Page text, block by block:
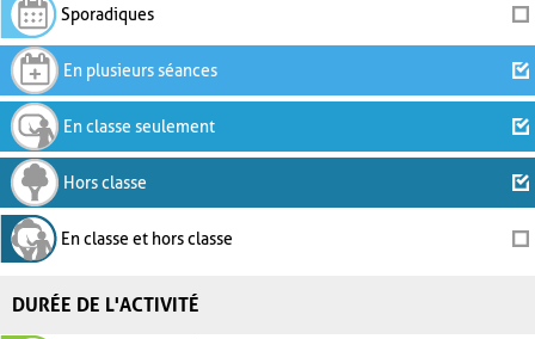
Sporadiques
En plusieurs séances
En classe seulement
Hors classe
En classe et hors classe
DURÉE DE L'ACTIVITÉ